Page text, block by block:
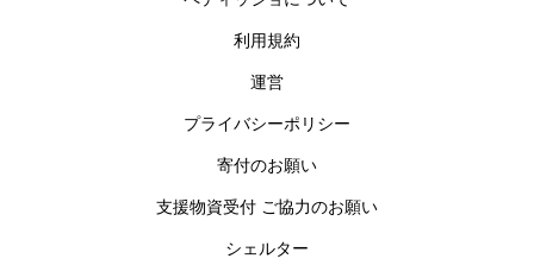
利用規約
運営
プライバシーポリシー
寄付のお願い
支援物資受付 ご協力のお願い
シェルター